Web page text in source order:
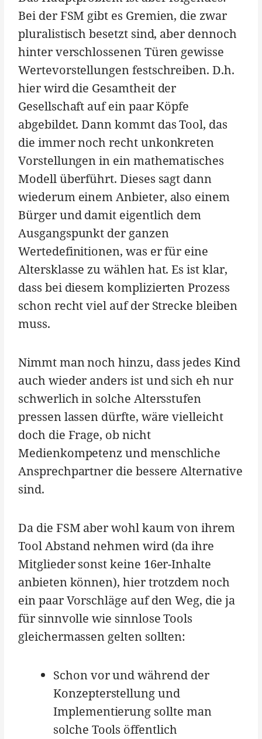
Bei der FSM gibt es Gremien, die zwar
pluralistisch besetzt sind, aber dennoch
hinter verschlossenen Türen gewisse
Wertevorstellungen festschreiben. D.h.
hier wird die Gesamtheit der
Gesellschaft auf ein paar Köpfe
abgebildet. Dann kommt das Tool, das
die immer noch recht unkonkreten
Vorstellungen in ein mathematisches
Modell überführt. Dieses sagt dann
wiederum einem Anbieter, also einem
Bürger und damit eigentlich dem
Ausgangspunkt der ganzen
Wertedefinitionen, was er für eine
Altersklasse zu wählen hat. Es ist klar,
dass bei diesem komplizierten Prozess
schon recht viel auf der Strecke bleiben
muss.
Nimmt man noch hinzu, dass jedes Kind
auch wieder anders ist und sich eh nur
schwerlich in solche Altersstufen
pressen lassen dürfte, wäre vielleicht
doch die Frage, ob nicht
Medienkompetenz und menschliche
Ansprechpartner die bessere Alternative
sind.
Da die FSM aber wohl kaum von ihrem
Tool Abstand nehmen wird (da ihre
Mitglieder sonst keine 16er-Inhalte
anbieten können), hier trotzdem noch
ein paar Vorschläge auf den Weg, die ja
für sinnvolle wie sinnlose Tools
gleichermassen gelten sollten:
Schon vor und während der
Konzepterstellung und
Implementierung sollte man
solche Tools öffentlich